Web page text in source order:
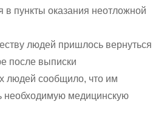
в пункты оказания неотложной
людей пришлось вернуться
после выписки
людей сообщило, что им
необходимую медицинскую